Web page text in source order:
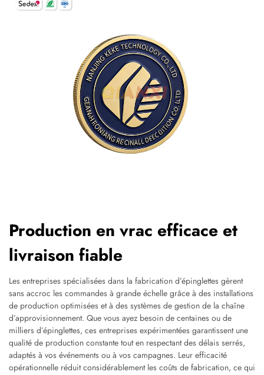
Production en vrac efficace et
livraison fiable
Les entreprises spécialisées dans la fabrication d’épinglettes gèrent
sans accroc les commandes à grande échelle grâce à des installations
de production optimisées et à des systèmes de gestion de la chaîne
d’approvisionnement. Que vous ayez besoin de centaines ou de
milliers d’épinglettes, ces entreprises expérimentées garantissent une
qualité de production constante tout en respectant des délais serrés,
adaptés à vos événements ou à vos campagnes. Leur efficacité
opérationnelle réduit considérablement les coûts de fabrication, ce qui